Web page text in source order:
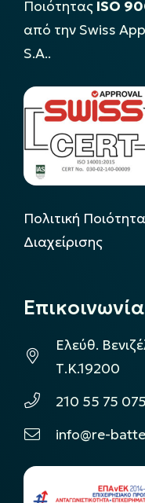
Ποιότητας ISO
από την Swiss
S.A..
Πολιτική
Διαχείρισης
Επικοινωνία
Ελεύθ.
Τ.Κ.19200
210 55 75 075
info@re-